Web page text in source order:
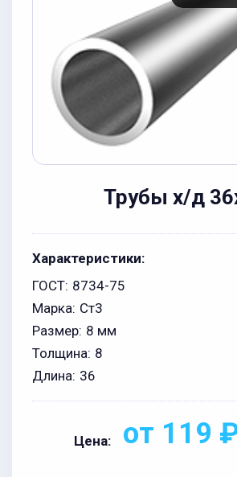
Трубы х/д
Характеристики:
ГОСТ: 8734-75
Марка: Ст3
Размер: 8 мм
Толщина: 8
Длина: 36
Цена: от 119